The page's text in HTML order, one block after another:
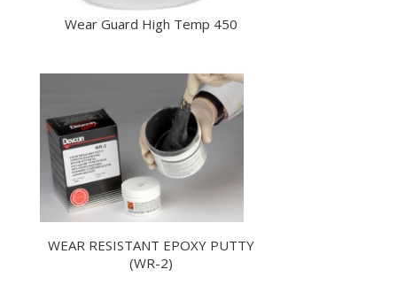
Wear Guard High Temp 450
WEAR RESISTANT EPOXY PUTTY
(WR-2)